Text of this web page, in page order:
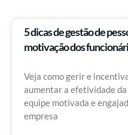
5 dicas de gestão de
motivação dos
Veja como gerir e
aumentar a efetividade
equipe motivada e
empresa